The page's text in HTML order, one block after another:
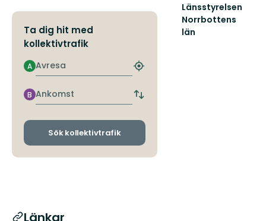
Ta dig hit med
kollektivtrafik
Avresa
A
Hitta
hållplats
Ankomst
B
Byt
och
Sök kollektivtrafik
Länkar
Länsstyrelsen
Norrbottens
län